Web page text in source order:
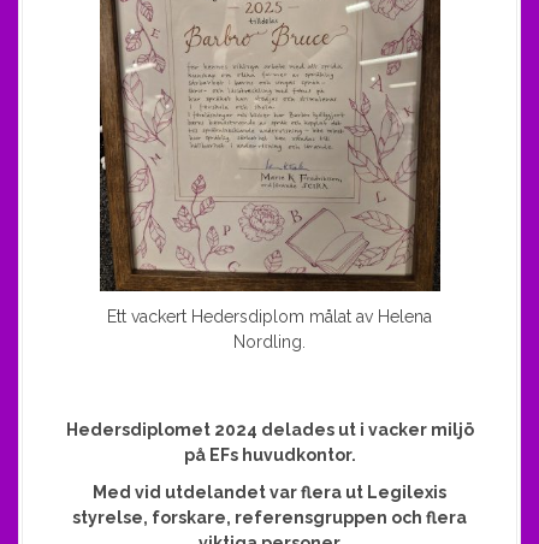
Ett vackert Hedersdiplom målat av Helena
Nordling.
Hedersdiplomet 2024 delades ut i vacker miljö
på EFs huvudkontor.
Med vid utdelandet var flera ut Legilexis
styrelse, forskare, referensgruppen och flera